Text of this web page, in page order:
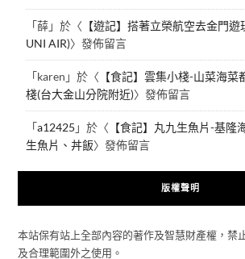
「薛」於〈 【遊記】搭著立榮航空去金門
UNI AIR)〉發佈留言
「karen 」於〈 【食記】雲集小棧-山菜海
棧(台大金山分院附近)〉發佈留言
「a12425 」於〈 【食記】丸九生魚片-基隆
生魚片、丼飯〉發佈留言
版權聲明
本站保有站上全部內容的著作及智慧財產權，禁
及合理範圍外之使用。